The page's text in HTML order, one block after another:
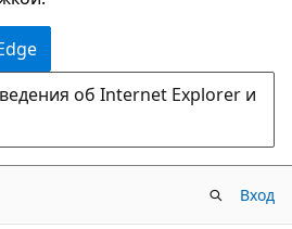
об Internet Explorer и
Вход